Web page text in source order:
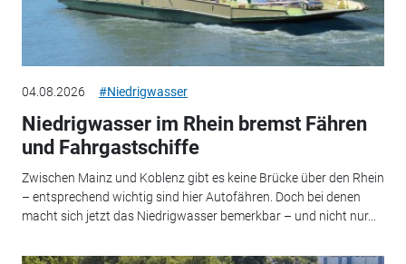
04.08.2026 #Niedrigwasser
Niedrigwasser im Rhein bremst Fähren
und Fahrgastschiffe
Zwischen Mainz und Koblenz gibt es keine Brücke über den Rhein
– entsprechend wichtig sind hier Autofähren. Doch bei denen
macht sich jetzt das Niedrigwasser bemerkbar – und nicht nur...